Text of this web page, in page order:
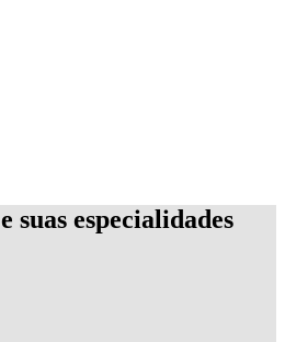
especialidades